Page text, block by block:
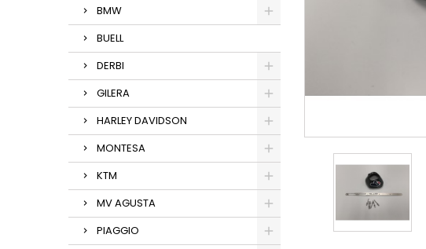
BMW
BUELL
DERBI
GILERA
HARLEY DAVIDSON
MONTESA
KTM
MV AGUSTA
PIAGGIO